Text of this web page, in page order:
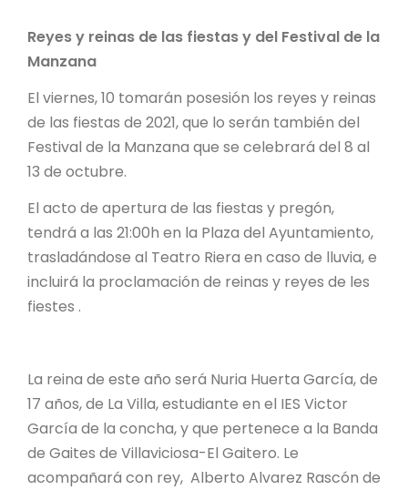
Reyes y reinas de las fiestas y del Festival de la
Manzana
El viernes, 10 tomarán posesión los reyes y reinas
de las fiestas de 2021, que lo serán también del
Festival de la Manzana que se celebrará del 8 al
13 de octubre.
El acto de apertura de las fiestas y pregón,
tendrá a las 21:00h en la Plaza del Ayuntamiento,
trasladándose al Teatro Riera en caso de lluvia, e
incluirá la proclamación de reinas y reyes de les
fiestes .
La reina de este año será Nuria Huerta García, de
17 años, de La Villa, estudiante en el IES Victor
García de la concha, y que pertenece a la Banda
de Gaites de Villaviciosa-El Gaitero. Le
acompañará con rey, Alberto Alvarez Rascón de